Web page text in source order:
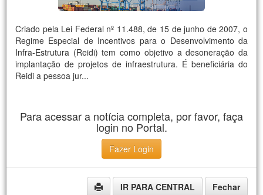
Criado pela Lei Federal nº 11.488, de 15 de junho de 2007, o
Regime Especial de Incentivos para o Desenvolvimento da
Infra-Estrutura (Reidi) tem como objetivo a desoneração da
implantação de projetos de infraestrutura. É beneficiária do
Reidi a pessoa jur...
Para acessar a notícia completa, por favor, faça
login no Portal.
Fazer Login
IR PARA CENTRAL Fechar